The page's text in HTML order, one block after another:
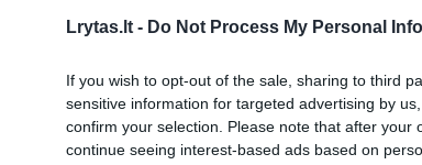
Lrytas.lt - Do Not Process My Personal
If you wish to opt-out of the sale, sharing to third
sensitive information for targeted advertising by
confirm your selection. Please note that after your
continue seeing interest-based ads based on
Velykų skanėstai: įdaryti kiaušiniai
su tunu